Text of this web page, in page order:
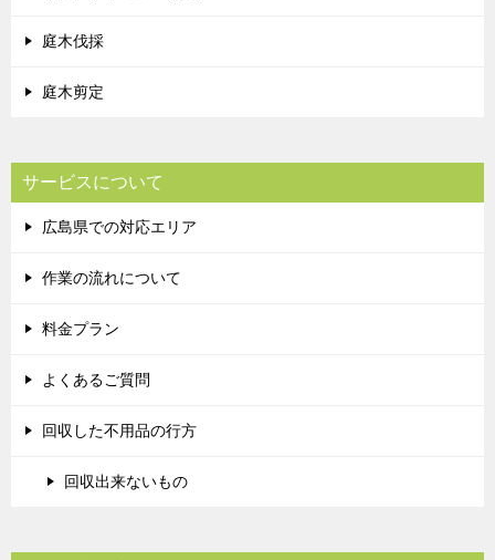
庭木伐採
庭木剪定
サービスについて
広島県での対応エリア
作業の流れについて
料金プラン
よくあるご質問
回収した不用品の行方
回収出来ないもの